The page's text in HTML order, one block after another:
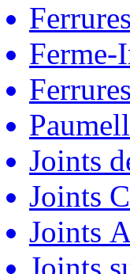
Ferme-
Joints
Joints
Joints